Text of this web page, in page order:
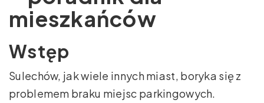
mieszkańców
Wstęp
Sulechów, jak wiele innych miast, boryka się z
problemem braku miejsc parkingowych.